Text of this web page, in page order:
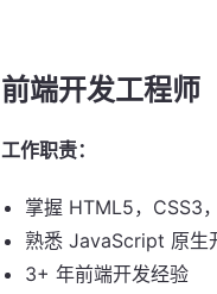
前端开发工程师
工作职责：
掌握 HTML5，CSS3
熟悉 JavaScript 原生
3+ 年前端开发经验